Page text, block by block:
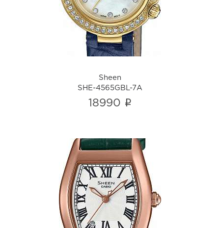
i
Sheen
SHE-4565GBL-7A
18990 i
Sheen
SHE-4564PGL-3A
i